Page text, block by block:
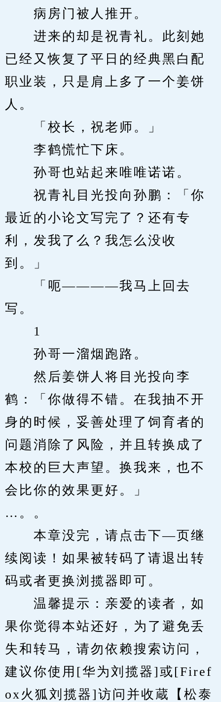
病房门被人推开。
进来的却是祝青礼。此刻她
已经又恢复了平日的经典黑白配
职业装，只是肩上多了一个姜饼
人。
「校长，祝老师。」
李鹤慌忙下床。
孙哥也站起来唯唯诺诺。
祝青礼目光投向孙鹏：「你
最近的小论文写完了？还有专
利，发我了么？我怎么没收
到。」
「呃————我马上回去
写。
1
孙哥一溜烟跑路。
然后姜饼人将目光投向李
鹤：「你做得不错。在我抽不开
身的时候，妥善处理了饲育者的
问题消除了风险，并且转换成了
本校的巨大声望。换我来，也不
会比你的效果更好。」
…。。
本章没完，请点击下—页继
续阅读！如果被转码了请退出转
码或者更换浏揽器即可。
温馨提示：亲爱的读者，如
果你觉得本站还好，为了避免丢
失和转马，请勿依赖搜索访问，
建议你使用[华为刘揽器]或[Firef
ox火狐刘揽器]访问并收蔵【松泰